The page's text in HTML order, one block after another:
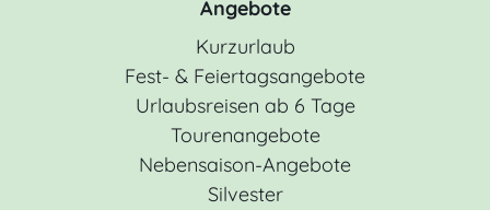
Angebote
Kurzurlaub
Fest- & Feiertagsangebote
Urlaubsreisen ab 6 Tage
Tourenangebote
Nebensaison-Angebote
Silvester